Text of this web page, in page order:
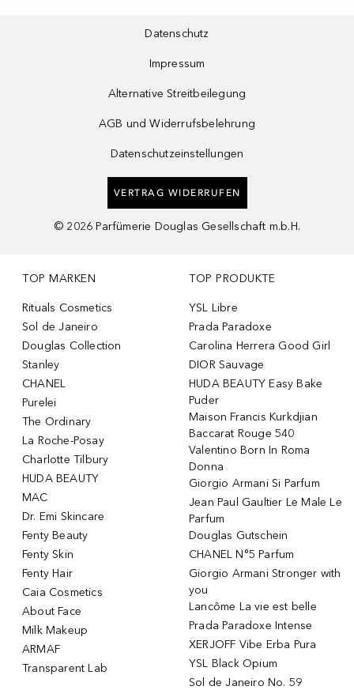
Datenschutz
Impressum
Alternative Streitbeilegung
AGB und Widerrufsbelehrung
Datenschutzeinstellungen
VERTRAG WIDERRUFEN
© 2026 Parfümerie Douglas Gesellschaft m.b.H.
TOP MARKEN
Rituals Cosmetics
Sol de Janeiro
Douglas Collection
Stanley
CHANEL
Purelei
The Ordinary
La Roche-Posay
Charlotte Tilbury
HUDA BEAUTY
MAC
Dr. Emi Skincare
Fenty Beauty
Fenty Skin
Fenty Hair
Caia Cosmetics
About Face
Milk Makeup
ARMAF
Transparent Lab
TOP PRODUKTE
YSL Libre
Prada Paradoxe
Carolina Herrera Good Girl
DIOR Sauvage
HUDA BEAUTY Easy Bake
Puder
Maison Francis Kurkdjian
Baccarat Rouge 540
Valentino Born In Roma
Donna
Giorgio Armani Si Parfum
Jean Paul Gaultier Le Male Le
Parfum
Douglas Gutschein
CHANEL N°5 Parfum
Giorgio Armani Stronger with
you
Lancôme La vie est belle
Prada Paradoxe Intense
XERJOFF Vibe Erba Pura
YSL Black Opium
Sol de Janeiro No. 59